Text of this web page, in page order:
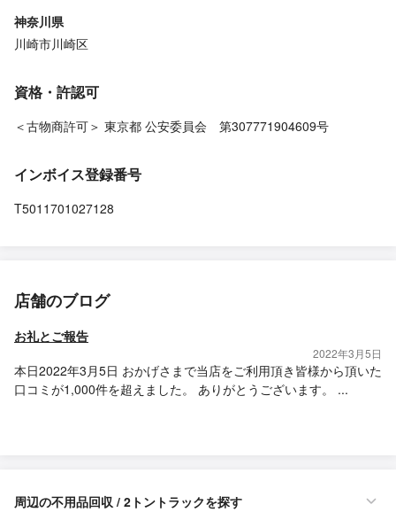
神奈川県
川崎市川崎区
資格・許認可
＜古物商許可＞ 東京都 公安委員会 第307771904609号
インボイス登録番号
T5011701027128
店舗のブログ
お礼とご報告
2022年3月5日
本日2022年3月5日 おかげさまで当店をご利用頂き皆様から頂いた
口コミが1,000件を超えました。 ありがとうございます。 ...
周辺の不用品回収 / 2トントラックを探す